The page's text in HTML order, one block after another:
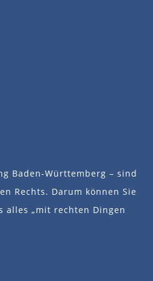
Baden-Württemberg – sind
Rechts. Darum können Sie
alles „mit rechten Dingen